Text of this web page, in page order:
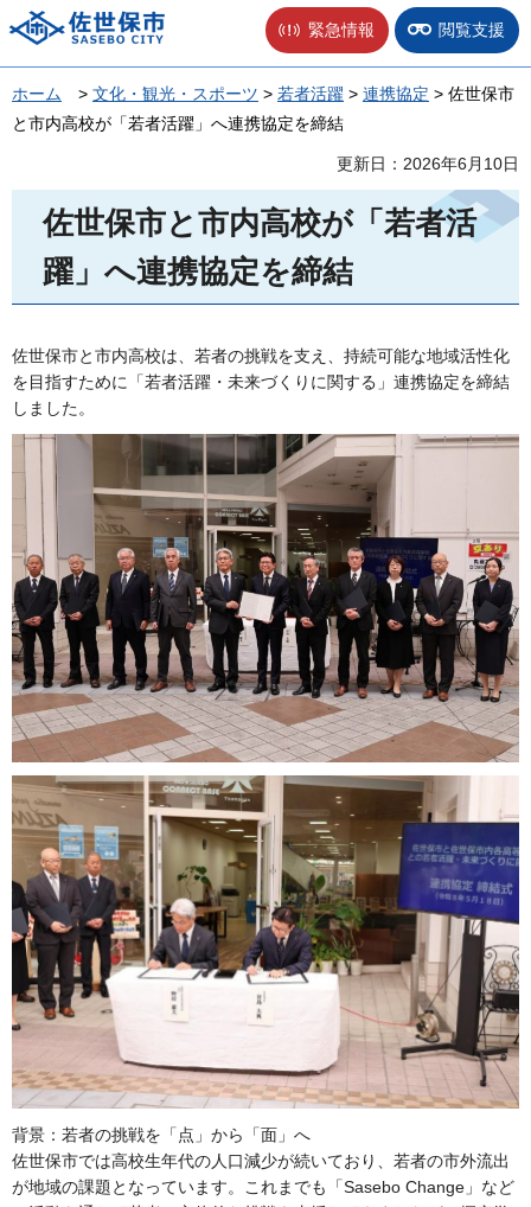
佐世保市 緊急情報 閲覧支援
ホーム > 文化・観光・スポーツ > 若者活躍 > 連携協定 > 佐世保市
と市内高校が「若者活躍」へ連携協定を締結
更新日：2026年6月10日
佐世保市と市内高校が「若者活
躍」へ連携協定を締結
佐世保市と市内高校は、若者の挑戦を支え、持続可能な地域活性化
を目指すために「若者活躍・未来づくりに関する」連携協定を締結
しました。
背景：若者の挑戦を「点」から「面」へ
佐世保市では高校生年代の人口減少が続いており、若者の市外流出
が地域の課題となっています。これまでも「Sasebo Change」など